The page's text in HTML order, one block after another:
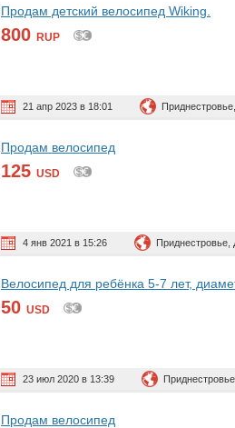
Продам детский велосипед Wiking.
800 RUP
21 апр 2023 в 18:01
Продам велосипед
125 USD
4 янв 2021 в 15:26 Приднестровье,
Велосипед для ребёнка 5-7 лет,
50 USD
23 июл 2020 в 13:39
Продам велосипед